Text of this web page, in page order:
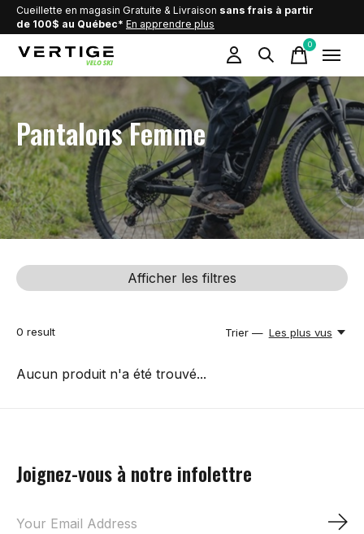
Cueillette en magasin Gratuite & Livraison sans frais à partir
de 100$ au Québec* En apprendre plus
0items
Pantalons Femme
Afficher les filtres
0 result Trier — Les plus vus
Aucun produit n'a été trouvé...
Joignez-vous à notre infolettre